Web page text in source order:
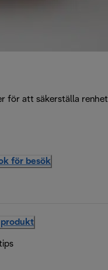
för att säkerställa
för besök
produkt